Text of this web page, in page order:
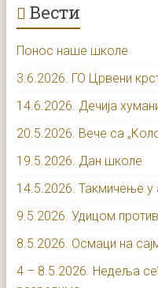
Вести
Понос наше школе
3.6.2026. ГО Црвени
14.6.2026. Дечија
20.5.2026. Вече са
19.5.2026. Дан школе
14.5.2026. Такмичење у
9.5.2026. Удицом
8.5.2026. Осмаци на
4 – 8.5.2026. Недеља